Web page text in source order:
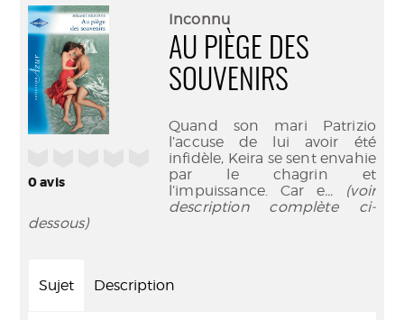
0avis
Inconnu
AU PIÈGE DES
SOUVENIRS
Quand son mari Patrizio
l’accuse de lui avoir été
infidèle, Keira se sent envahie
par le chagrin et
l’impuissance. Car e... (voir
description complète ci-
dessous)
Sujet Description